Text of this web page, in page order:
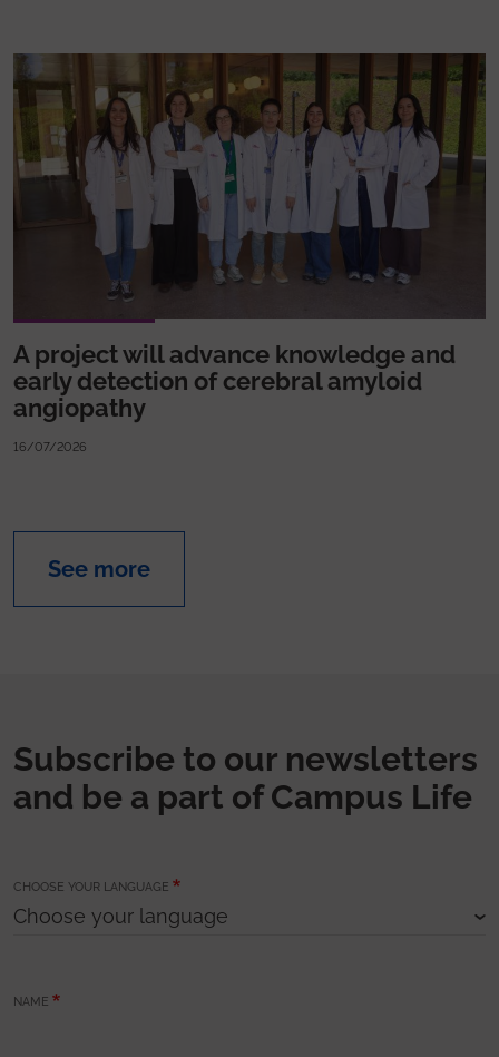
A project will advance knowledge and
early detection of cerebral amyloid
angiopathy
16/07/2026
See more
Subscribe to our newsletters
and be a part of Campus Life
CHOOSE YOUR LANGUAGE
NAME